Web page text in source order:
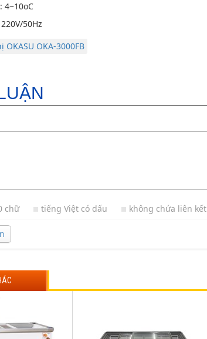
4~10oC
50Hz
OKA-3000FB
chữ tiếng Việt có dấu không chứa liên kết